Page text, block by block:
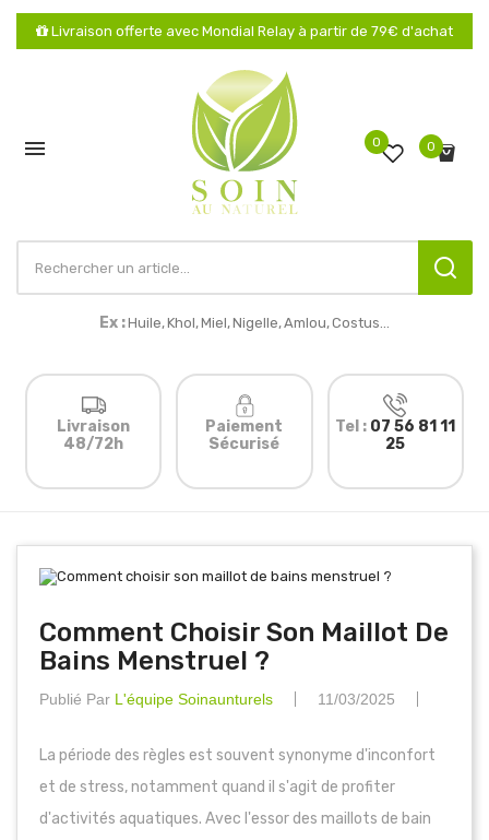
Livraison offerte avec Mondial Relay à partir de 79€ d'achat
 0 0
Ex :Huile,Khol,Miel,Nigelle,Amlou,Costus...
Livraison
48/72h
Paiement
Sécurisé
Tel : 07 56 81 11
25
Comment Choisir Son Maillot De
Bains Menstruel ?
Publié Par L'équipe Soinaunturels 11/03/2025
La période des règles est souvent synonyme d'inconfort
et de stress, notamment quand il s'agit de profiter
d'activités aquatiques. Avec l'essor des maillots de bain